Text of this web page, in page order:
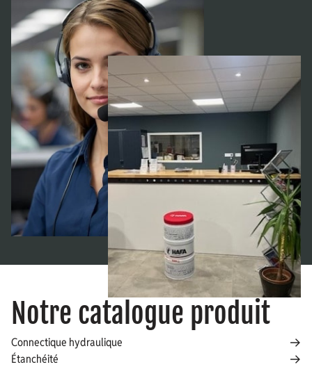
Notre catalogue produit
Connectique hydraulique
Étanchéité